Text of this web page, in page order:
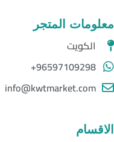
معلومات المتجر
الكويت
96597109298+
info@kwtmarket.com
الاقسام